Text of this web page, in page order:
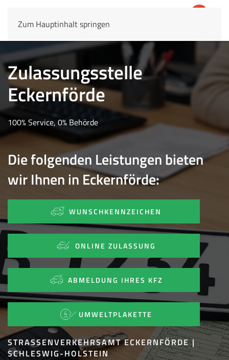
Zum Hauptinhalt springen
Zulassungsstelle
Eckernförde
100% Service, 0% Behörde
Die folgenden Leistungen bieten
wir Ihnen in Eckernförde:
WUNSCHKENNZEICHEN
ONLINE ZULASSUNG
ABMELDUNG IHRES KFZ
UMWELTPLAKETTE
STRASSENVERKEHRSAMT ECKERNFÖRDE | S
CHLESWIG-HOLSTEIN